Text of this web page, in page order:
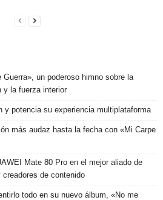
Guerra», un poderoso himno sobre la
y la fuerza interior
y potencia su experiencia multiplataforma
más audaz hasta la fecha con «Mi Carpe
Mate 80 Pro en el mejor aliado de
de contenido
todo en su nuevo álbum, «No me